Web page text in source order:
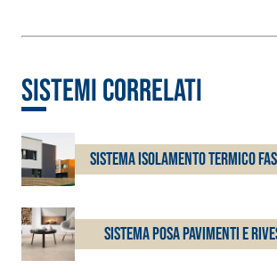
sistemi correlati
Sistema ISOLAMENTO TERMICO
Sistema POSA PAVIMENTI E